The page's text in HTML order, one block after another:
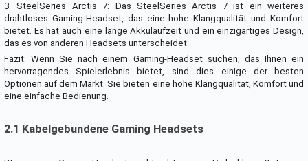
3. SteelSeries Arctis 7: Das SteelSeries Arctis 7 ist ein weiteres
drahtloses Gaming-Headset, das eine hohe Klangqualität und Komfort
bietet. Es hat auch eine lange Akkulaufzeit und ein einzigartiges Design,
das es von anderen Headsets unterscheidet.
Fazit: Wenn Sie nach einem Gaming-Headset suchen, das Ihnen ein
hervorragendes Spielerlebnis bietet, sind dies einige der besten
Optionen auf dem Markt. Sie bieten eine hohe Klangqualität, Komfort und
eine einfache Bedienung.
2.1 Kabelgebundene Gaming Headsets